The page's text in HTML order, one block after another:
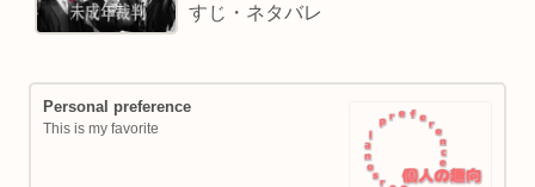
すじ・ネタバレ
Personal preference
This is my favorite